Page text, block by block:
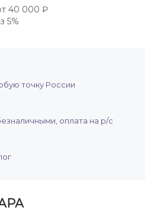
40 000 ₽
5%
точку России
оплата на р/с